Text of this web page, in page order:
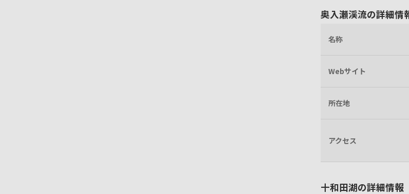
奥入瀬渓流の詳細情
名称
Webサイト
所在地
アクセス
十和田湖の詳細情報